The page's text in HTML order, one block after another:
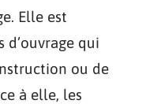
Elle est
qui
ou de
à elle, les